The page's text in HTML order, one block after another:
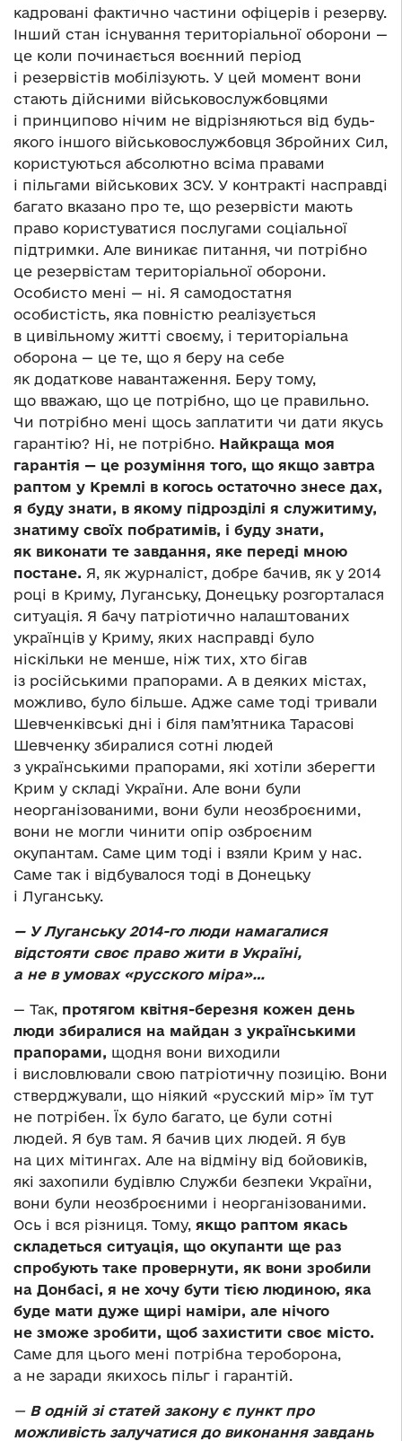
кадровані фактично частини офіцерів і резерву.
Інший стан існування територіальної оборони —
це коли починається воєнний період
і резервістів мобілізують. У цей момент вони
стають дійсними військовослужбовцями
і принципово нічим не відрізняються від будь-
якого іншого військовослужбовця Збройних Сил,
користуються абсолютно всіма правами
і пільгами військових ЗСУ. У контракті насправді
багато вказано про те, що резервісти мають
право користуватися послугами соціальної
підтримки. Але виникає питання, чи потрібно
це резервістам територіальної оборони.
Особисто мені — ні. Я самодостатня
особистість, яка повністю реалізується
в цивільному житті своєму, і територіальна
оборона — це те, що я беру на себе
як додаткове навантаження. Беру тому,
що вважаю, що це потрібно, що це правильно.
Чи потрібно мені щось заплатити чи дати якусь
гарантію? Ні, не потрібно. Найкраща моя
гарантія — це розуміння того, що якщо завтра
раптом у Кремлі в когось остаточно знесе дах,
я буду знати, в якому підрозділі я служитиму,
знатиму своїх побратимів, і буду знати,
як виконати те завдання, яке переді мною
постане. Я, як журналіст, добре бачив, як у 2014
році в Криму, Луганську, Донецьку розгорталася
ситуація. Я бачу патріотично налаштованих
українців у Криму, яких насправді було
ніскільки не менше, ніж тих, хто бігав
із російськими прапорами. А в деяких містах,
можливо, було більше. Адже саме тоді тривали
Шевченківські дні і біля пам’ятника Тарасові
Шевченку збиралися сотні людей
з українськими прапорами, які хотіли зберегти
Крим у складі України. Але вони були
неорганізованими, вони були неозброєними,
вони не могли чинити опір озброєним
окупантам. Саме цим тоді і взяли Крим у нас.
Саме так і відбувалося тоді в Донецьку
і Луганську.
— У Луганську 2014-го люди намагалися
відстояти своє право жити в Україні,
а не в умовах «русского міра»…
— Так, протягом квітня-березня кожен день
люди збиралися на майдан з українськими
прапорами, щодня вони виходили
і висловлювали свою патріотичну позицію. Вони
стверджували, що ніякий «русский мір» їм тут
не потрібен. Їх було багато, це були сотні
людей. Я був там. Я бачив цих людей. Я був
на цих мітингах. Але на відміну від бойовиків,
які захопили будівлю Служби безпеки України,
вони були неозброєними і неорганізованими.
Ось і вся різниця. Тому, якщо раптом якась
складеться ситуація, що окупанти ще раз
спробують таке провернути, як вони зробили
на Донбасі, я не хочу бути тією людиною, яка
буде мати дуже щирі наміри, але нічого
не зможе зробити, щоб захистити своє місто.
Саме для цього мені потрібна тероборона,
а не заради якихось пільг і гарантій.
—В одній зі статей закону є пункт про
можливість залучатися до виконання завдань